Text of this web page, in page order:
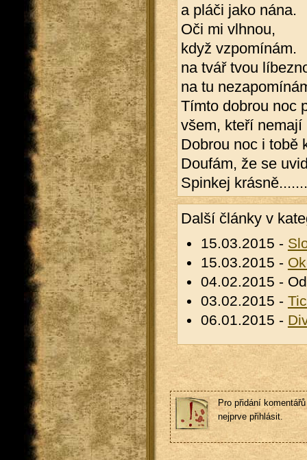
a pláči jako nána.
Oči mi vlhnou,
když vzpomínám.
na tvář tvou
na tu
Tímto dobrou noc
všem, kteří nemají
Dobrou noc i tobě
Doufám, že se
Spinkej krásně.......
Další články v
15.03.2015 -
15.03.2015 -
04.02.2015 -
03.02.2015 -
06.01.2015 -
Pro přidání
nejprve přihlásit.